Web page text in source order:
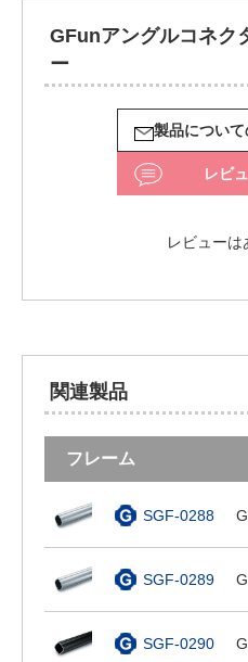
GFunアングルコネク
ー
製品につい
レビ
レビューは
関連製品
フレーム
SGF-0288
SGF-0289
SGF-0290